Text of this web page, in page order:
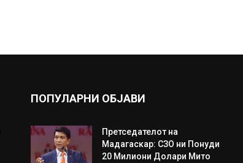
ПОПУЛАРНИ ОБЈАВИ
Претседателот на
Мадагаскар: СЗО ни Понуди
20 Милиони Долари Мито